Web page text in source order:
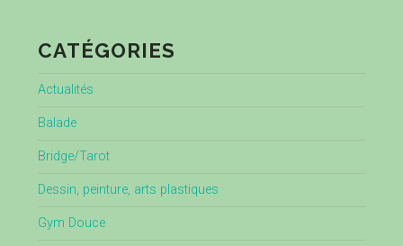
CATÉGORIES
Actualités
Balade
Bridge/Tarot
Dessin, peinture, arts plastiques
Gym Douce